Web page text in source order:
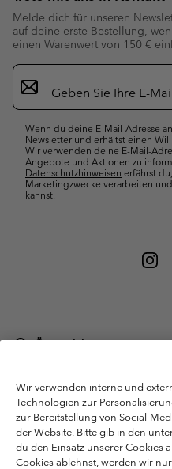
Melde dich für unseren
auf deine erste Bestellung,
einen Warenwert von 150 €
Newsletter-
Anmeldung
Wenn du deine E-Mail-Adresse
Newsletter und erhältst einen
Wir verwenden deine E-Mail-
Angebote und Aktionen zu
Datenschutzhinweisen erfährst
Marketingzwecke verarbeiten
kannst.
Österreich
Columbia Sportswear
Bergheim, Salzburg Österreich. Alle
Nutzungsbedingungen
Datenschutzerklärung
Bestimmungen und Bedingungen
Wir verwenden interne und
Technologien zur
zur Bereitstellung von Social-
der Website. Bitte gib in den
du den Einsatz unserer Cookies
Cookies ablehnst, werden wir